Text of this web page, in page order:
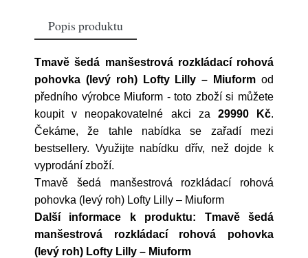
Popis produktu
Tmavě šedá manšestrová rozkládací rohová
pohovka (levý roh) Lofty Lilly – Miuform od
předního výrobce Miuform - toto zboží si můžete
koupit v neopakovatelné akci za 29990 Kč.
Čekáme, že tahle nabídka se zařadí mezi
bestsellery. Využijte nabídku dřív, než dojde k
vyprodání zboží.
Tmavě šedá manšestrová rozkládací rohová
pohovka (levý roh) Lofty Lilly – Miuform
Další informace k produktu: Tmavě šedá
manšestrová rozkládací rohová pohovka
(levý roh) Lofty Lilly – Miuform